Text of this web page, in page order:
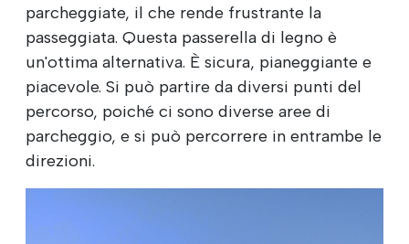
parcheggiate, il che rende frustrante la
passeggiata. Questa passerella di legno è
un'ottima alternativa. È sicura, pianeggiante e
piacevole. Si può partire da diversi punti del
percorso, poiché ci sono diverse aree di
parcheggio, e si può percorrere in entrambe le
direzioni.